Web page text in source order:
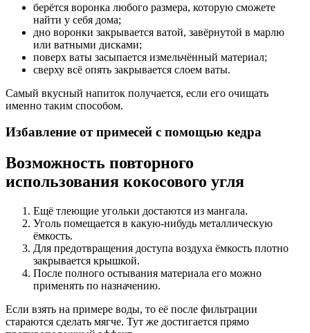
берётся воронка любого размера, которую сможете
найти у себя дома;
дно воронки закрывается ватой, завёрнутой в марлю
или ватными дисками;
поверх ваты засыпается измельчённый материал;
сверху всё опять закрывается слоем ваты.
Самый вкусный напиток получается, если его очищать
именно таким способом.
Избавление от примесей с помощью кедра
Возможность повторного
использования кокосового угля
Ещё тлеющие угольки достаются из мангала.
Уголь помещается в какую-нибудь металлическую
ёмкость.
Для предотвращения доступа воздуха ёмкость плотно
закрывается крышкой.
После полного остывания материала его можно
применять по назначению.
Если взять на примере воды, то её после фильтрации
стараются сделать мягче. Тут же достигается прямо